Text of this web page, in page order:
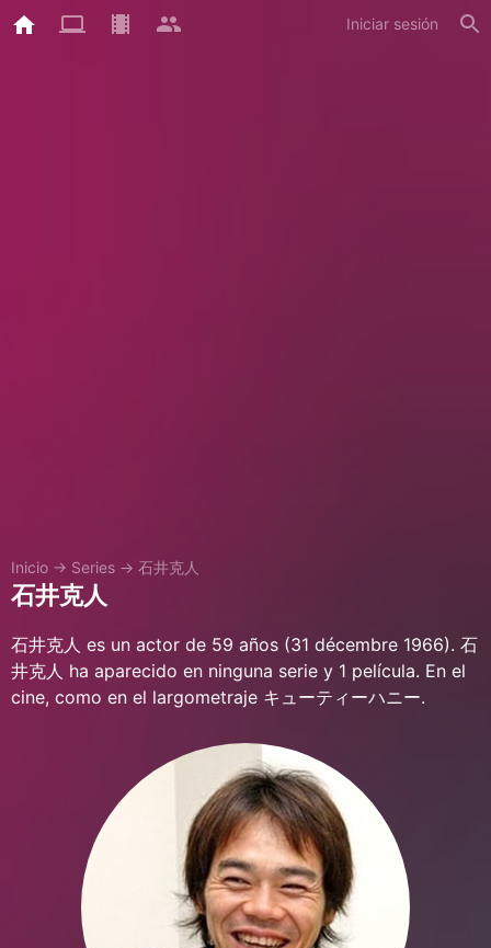
Iniciar sesión
Inicio → Series → 石井克人
石井克人
石井克人 es un actor de 59 años (31 décembre 1966). 石
井克人 ha aparecido en ninguna serie y 1 película. En el
cine, como en el largometraje キューティーハニー.